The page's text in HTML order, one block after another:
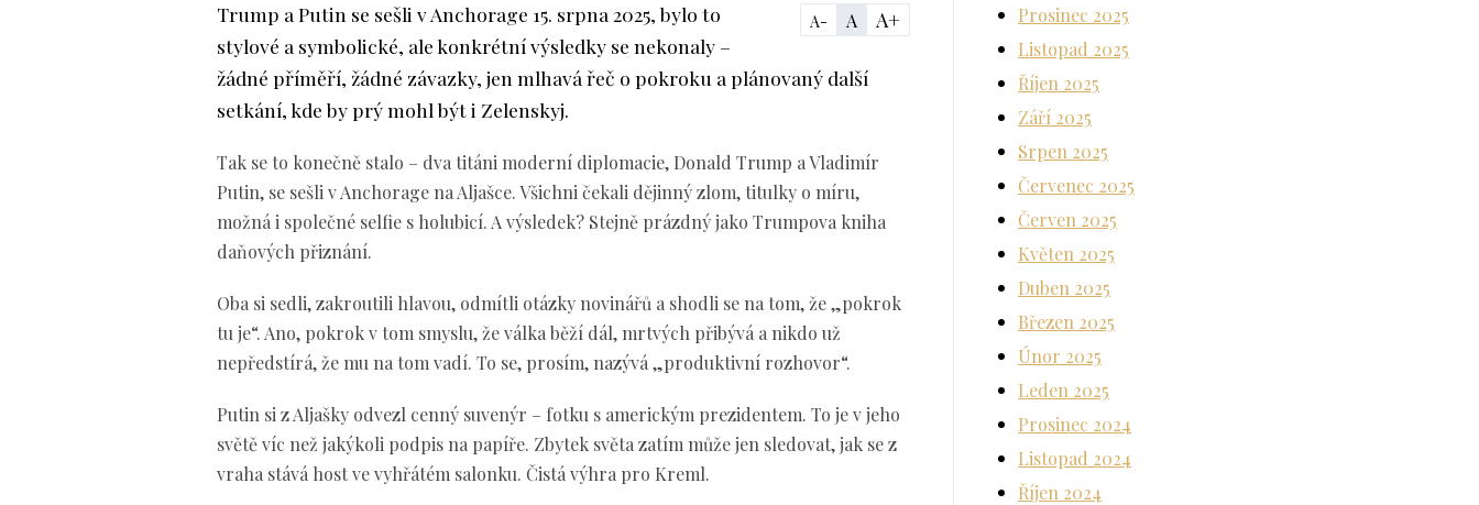
A- A A+
Trump a Putin se sešli v Anchorage 15. srpna 2025, bylo to
stylové a symbolické, ale konkrétní výsledky se nekonaly –
žádné příměří, žádné závazky, jen mlhavá řeč o pokroku a plánovaný další
setkání, kde by prý mohl být i Zelenskyj.
Tak se to konečně stalo – dva titáni moderní diplomacie, Donald Trump a Vladimír
Putin, se sešli v Anchorage na Aljašce. Všichni čekali dějinný zlom, titulky o míru,
možná i společné selfie s holubicí. A výsledek? Stejně prázdný jako Trumpova kniha
daňových přiznání.
Oba si sedli, zakroutili hlavou, odmítli otázky novinářů a shodli se na tom, že „pokrok
tu je“. Ano, pokrok v tom smyslu, že válka běží dál, mrtvých přibývá a nikdo už
nepředstírá, že mu na tom vadí. To se, prosím, nazývá „produktivní rozhovor“.
Putin si z Aljašky odvezl cenný suvenýr – fotku s americkým prezidentem. To je v jeho
světě víc než jakýkoli podpis na papíře. Zbytek světa zatím může jen sledovat, jak se z
vraha stává host ve vyhřátém salonku. Čistá výhra pro Kreml.
Prosinec 2025
Listopad 2025
Říjen 2025
Září 2025
Srpen 2025
Červenec 2025
Červen 2025
Květen 2025
Duben 2025
Březen 2025
Únor 2025
Leden 2025
Prosinec 2024
Listopad 2024
Říjen 2024